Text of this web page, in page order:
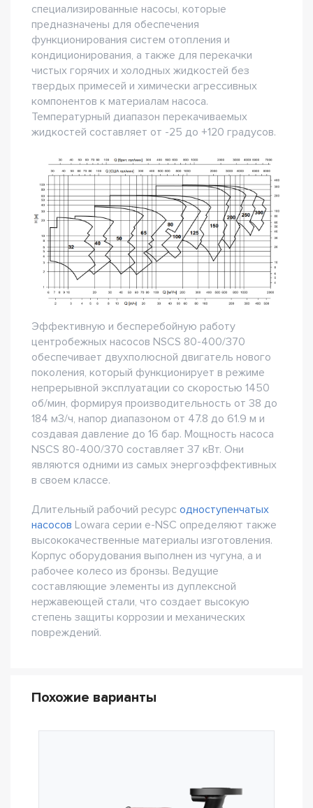
специализированные насосы, которые
предназначены для обеспечения
функционирования систем отопления и
кондиционирования, а также для перекачки
чистых горячих и холодных жидкостей без
твердых примесей и химически агрессивных
компонентов к материалам насоса.
Температурный диапазон перекачиваемых
жидкостей составляет от -25 до +120 градусов.
Эффективную и бесперебойную работу
центробежных насосов NSCS 80-400/370
обеспечивает двухполюсной двигатель нового
поколения, который функционирует в режиме
непрерывной эксплуатации со скоростью 1450
об/мин, формируя производительность от 38 до
184 м3/ч, напор диапазоном от 47.8 до 61.9 м и
создавая давление до 16 бар. Мощность насоса
NSCS 80-400/370 составляет 37 кВт. Они
являются одними из самых энергоэффективных
в своем классе.
Длительный рабочий ресурс одноступенчатых
насосов Lowara серии e-NSC определяют также
высококачественные материалы изготовления.
Корпус оборудования выполнен из чугуна, а и
рабочее колесо из бронзы. Ведущие
составляющие элементы из дуплексной
нержавеющей стали, что создает высокую
степень защиты коррозии и механических
повреждений.
Похожие варианты